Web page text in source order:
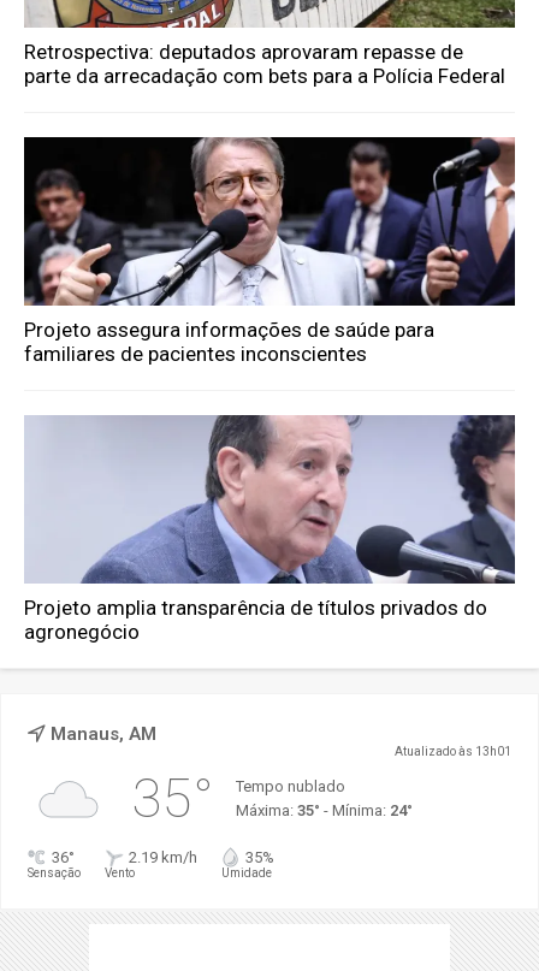
Retrospectiva: deputados aprovaram repasse de
parte da arrecadação com bets para a Polícia Federal
Projeto assegura informações de saúde para
familiares de pacientes inconscientes
Projeto amplia transparência de títulos privados do
agronegócio
Manaus, AM
Atualizado às 13h01
35°
Tempo nublado
Máxima: 35° - Mínima: 24°
36°
Sensação
2.19 km/h
Vento
35%
Umidade